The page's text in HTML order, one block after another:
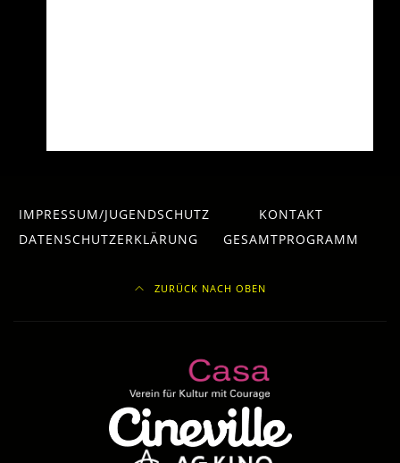
IMPRESSUM/JUGENDSCHUTZ
KONTAKT
DATENSCHUTZERKLÄRUNG
GESAMTPROGRAMM
ZURÜCK NACH OBEN